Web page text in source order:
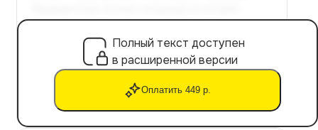
Полный текст доступен
в расширенной версии
Оплатить 449 р.